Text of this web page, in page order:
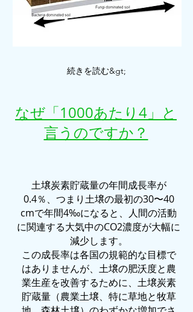
続きを読む&gt;
なぜ「1000あたり4」と
言うのですか？
土壌炭素貯蔵量の年間成長率が
0.4％、つまり土壌の最初の30〜40
cmで年間4‰になると、人間の活動
に関連する大気中のCO2濃度が大幅に
減少します。
この成長率は各国の規範的な目標で
はありませんが、土壌の肥沃度と農
業生産を改善するために、土壌炭素
貯蔵量（農業土壌、特に草地と牧草